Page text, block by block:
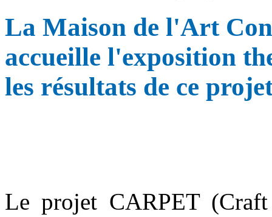
La Maison de l'Art
accueille l'exposition
les résultats de ce
Le projet CARPET